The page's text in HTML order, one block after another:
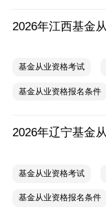
基金从业资格考试
基金从业资格报名条件
基金从业资格考试
基金从业资格报名条件